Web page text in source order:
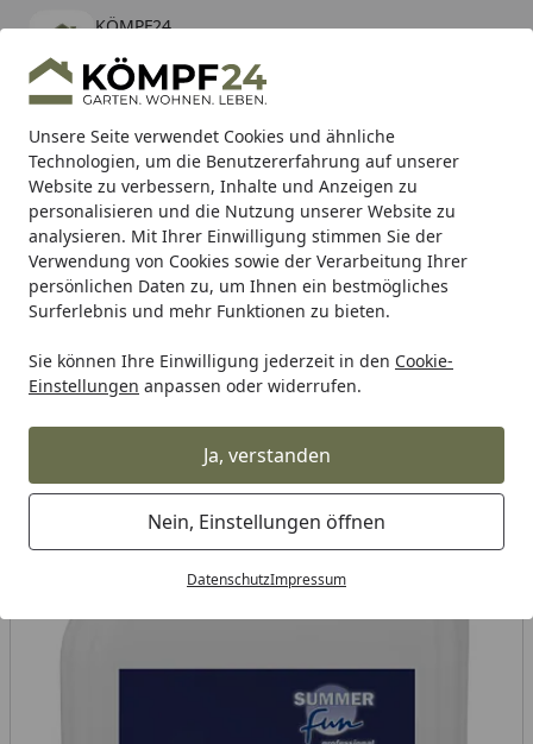
Unsere Seite verwendet Cookies und ähnliche
Technologien, um die Benutzererfahrung auf unserer
Website zu verbessern, Inhalte und Anzeigen zu
personalisieren und die Nutzung unserer Website zu
analysieren. Mit Ihrer Einwilligung stimmen Sie der
Verwendung von Cookies sowie der Verarbeitung Ihrer
persönlichen Daten zu, um Ihnen ein bestmögliches
Surferlebnis und mehr Funktionen zu bieten.
Sie können Ihre Einwilligung jederzeit in den Cookie-
Einstellungen anpassen oder widerrufen.
Ja, verstanden
Nein, Einstellungen öffnen
DatenschutzImpressum
KÖMPF24
kostenlos - Im App Store
Hotline
Alle Produkte
Mein Konto
Suchen
Karibu Pools inkl. gratis Sandfilteranlage & Pool-
Starterset (Gesamtwert bis 468,99€)
Startseite
Heissner Summer Fun Poolsortiment Summer Fun
Summer Fun Algenschutz Plus